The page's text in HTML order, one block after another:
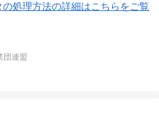
の処理方法の詳細はこちらをご覧
団連盟